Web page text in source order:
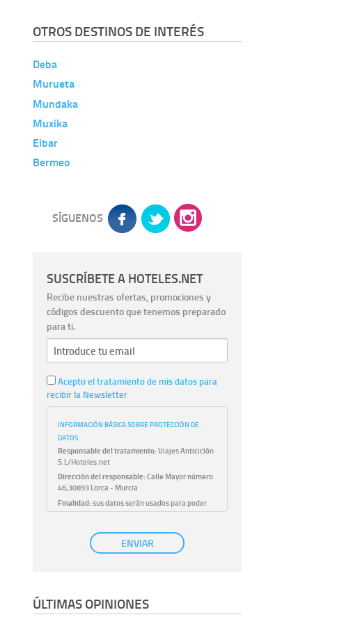
OTROS DESTINOS DE INTERÉS
Deba
Murueta
Mundaka
Muxika
Eibar
Bermeo
SÍGUENOS
SUSCRÍBETE A HOTELES.NET
Recibe nuestras ofertas, promociones y
códigos descuento que tenemos preparado
para ti.
Acepto el tratamiento de mis datos para
recibir la Newsletter
INFORMACIÓN BÁSICA SOBRE PROTECCIÓN DE
DATOS
Responsable del tratamiento:Viajes Anticiclón
S.L/Hoteles.net
Dirección del responsable:Calle Mayor número
46,30893 Lorca - Murcia
Finalidad:sus datos serán usados para poder
atender sus solicitudes y prestarle nuestros
Publicidad: solo le enviaremos publicidad con su
autorización previa, que podrá facilitarnos
con su consentimiento previo, que podrá
facilitarnos mediante la casilla correspondiente
ENVIAR
ÚLTIMAS OPINIONES